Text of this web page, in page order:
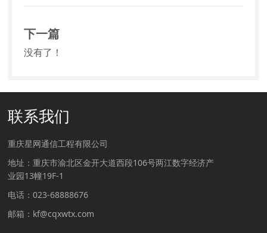
下一篇
没有了！
联系我们
重庆星网通信工程有限公司
地址：重庆市渝北区金开大道西段106号两江数字经济产
业园13幢19F-1
电话：023-68888676
邮箱：kf@cqxwtx.com